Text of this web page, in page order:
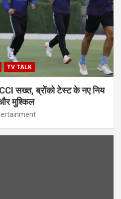
TV TALK
सख्त, ब्रोंको टेस्ट के नए निय
मुश्किल